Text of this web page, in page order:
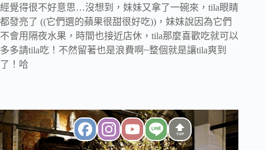
經覺得很不好意思…沒想到，妹妹又拿了一碗來，tila眼睛
都發亮了 ((它們選的蘋果很甜很好吃))，妹妹說因為它們
不會用隔夜水果，時間也接近店休，tila那麼喜歡吃就可以
多多請tila吃！不然留著也是浪費啊~整個就是讓tila爽到
了！哈
TOP